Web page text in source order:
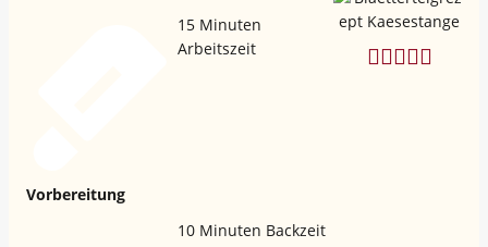
Vorbereitung
15 Minuten
Arbeitszeit
10 Minuten Backzeit